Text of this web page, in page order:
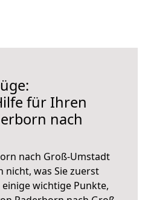
für Ihren
nach
nach Groß-Umstadt
nicht, was Sie zuerst
wichtige Punkte,